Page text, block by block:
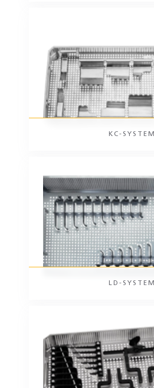
KC-SYSTEM
LD-SYSTEM